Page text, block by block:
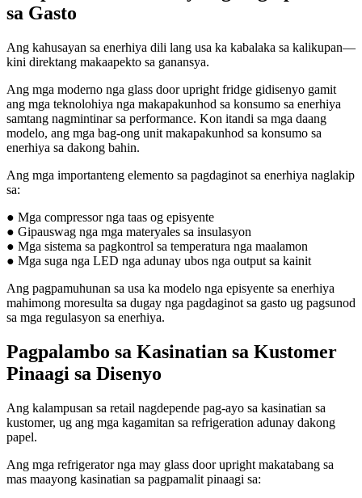
sa Gasto
Ang kahusayan sa enerhiya dili lang usa ka kabalaka sa kalikupan—
kini direktang makaapekto sa ganansya.
Ang mga moderno nga glass door upright fridge gidisenyo gamit
ang mga teknolohiya nga makapakunhod sa konsumo sa enerhiya
samtang nagmintinar sa performance. Kon itandi sa mga daang
modelo, ang mga bag-ong unit makapakunhod sa konsumo sa
enerhiya sa dakong bahin.
Ang mga importanteng elemento sa pagdaginot sa enerhiya naglakip
sa:
● Mga compressor nga taas og episyente
● Gipauswag nga mga materyales sa insulasyon
● Mga sistema sa pagkontrol sa temperatura nga maalamon
● Mga suga nga LED nga adunay ubos nga output sa kainit
Ang pagpamuhunan sa usa ka modelo nga episyente sa enerhiya
mahimong moresulta sa dugay nga pagdaginot sa gasto ug pagsunod
sa mga regulasyon sa enerhiya.
Pagpalambo sa Kasinatian sa Kustomer
Pinaagi sa Disenyo
Ang kalampusan sa retail nagdepende pag-ayo sa kasinatian sa
kustomer, ug ang mga kagamitan sa refrigeration adunay dakong
papel.
Ang mga refrigerator nga may glass door upright makatabang sa
mas maayong kasinatian sa pagpamalit pinaagi sa: